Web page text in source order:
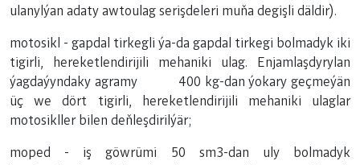
ulanylýan adaty awtoulag serişdeleri muňa degişli däldir).
motosikl - gapdal tirkegli ýa-da gapdal tirkegi bolmadyk iki
tigirli, hereketlendirijili mehaniki ulag. Enjamlaşdyrylan
ýagdaýyndaky agramy 400 kg-dan ýokary geçmeýän
üç we dört tigirli, hereketlendirijili mehaniki ulaglar
motosikller bilen deňleşdirilýär;
moped - iş göwrümi 50 sm3-dan uly bolmadyk